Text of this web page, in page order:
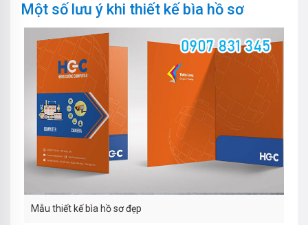
Một số lưu ý khi thiết kế bìa hồ sơ
Mẫu thiết kế bìa hồ sơ đẹp